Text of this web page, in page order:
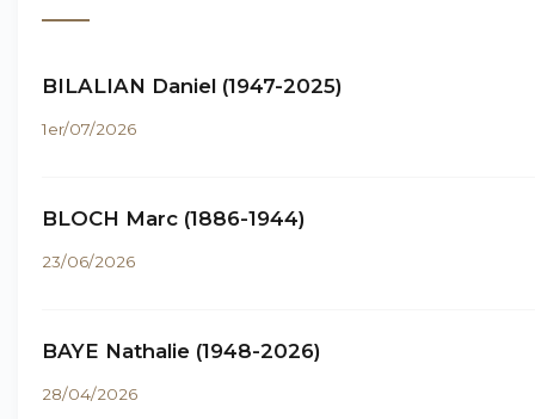
BILALIAN Daniel (1947-2025)
1er/07/2026
BLOCH Marc (1886-1944)
23/06/2026
BAYE Nathalie (1948-2026)
28/04/2026